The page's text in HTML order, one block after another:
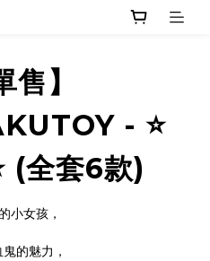
售】
- ⭐️
(全套6款)
小女孩，
的魅力，